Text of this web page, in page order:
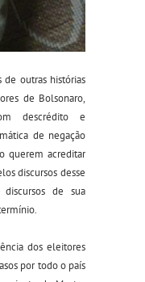
de outras histórias
de Bolsonaro,
descrédito e
de negação
querem acreditar
discursos desse
de sua
.
dos eleitores
por todo o país